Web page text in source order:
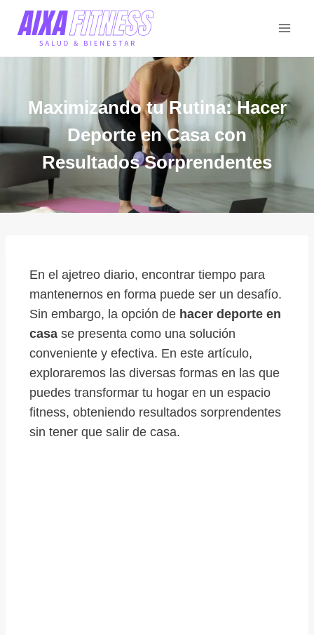
Maximizando tu Rutina: Hacer
Deporte en Casa con
Resultados Sorprendentes
En el ajetreo diario, encontrar tiempo para
mantenernos en forma puede ser un desafío.
Sin embargo, la opción de hacer deporte en
casa se presenta como una solución
conveniente y efectiva. En este artículo,
exploraremos las diversas formas en las que
puedes transformar tu hogar en un espacio
fitness, obteniendo resultados sorprendentes
sin tener que salir de casa.